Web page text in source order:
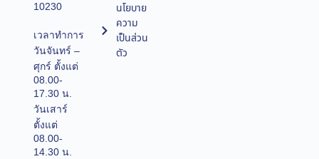
10230
เวลาทำการ
วันจันทร์ –
ศุกร์ ตั้งแต่
08.00-
17.30 น.
วันเสาร์
ตั้งแต่
08.00-
14.30 น.
นโยบาย
ความ
เป็นส่วน
ตัว